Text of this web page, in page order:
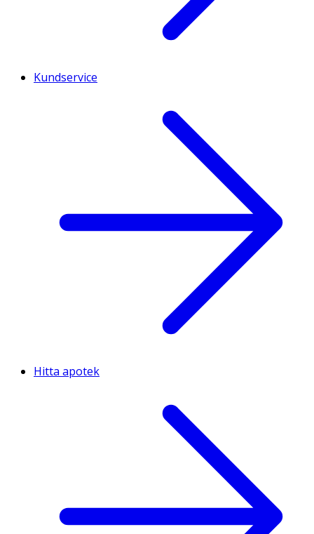
Kundservice
Hitta apotek